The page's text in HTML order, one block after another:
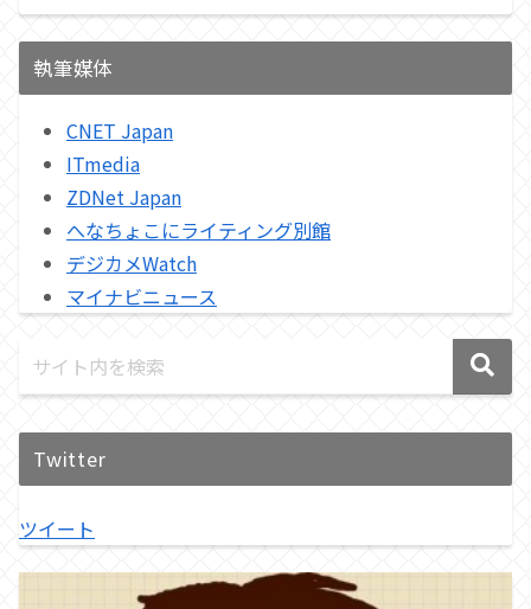
執筆媒体
CNET Japan
ITmedia
ZDNet Japan
へなちょこにライティング別館
デジカメWatch
マイナビニュース
Twitter
ツイート